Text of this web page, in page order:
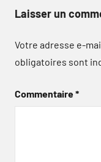
Laisser un
Votre adresse e-
obligatoires sont
Commentaire*